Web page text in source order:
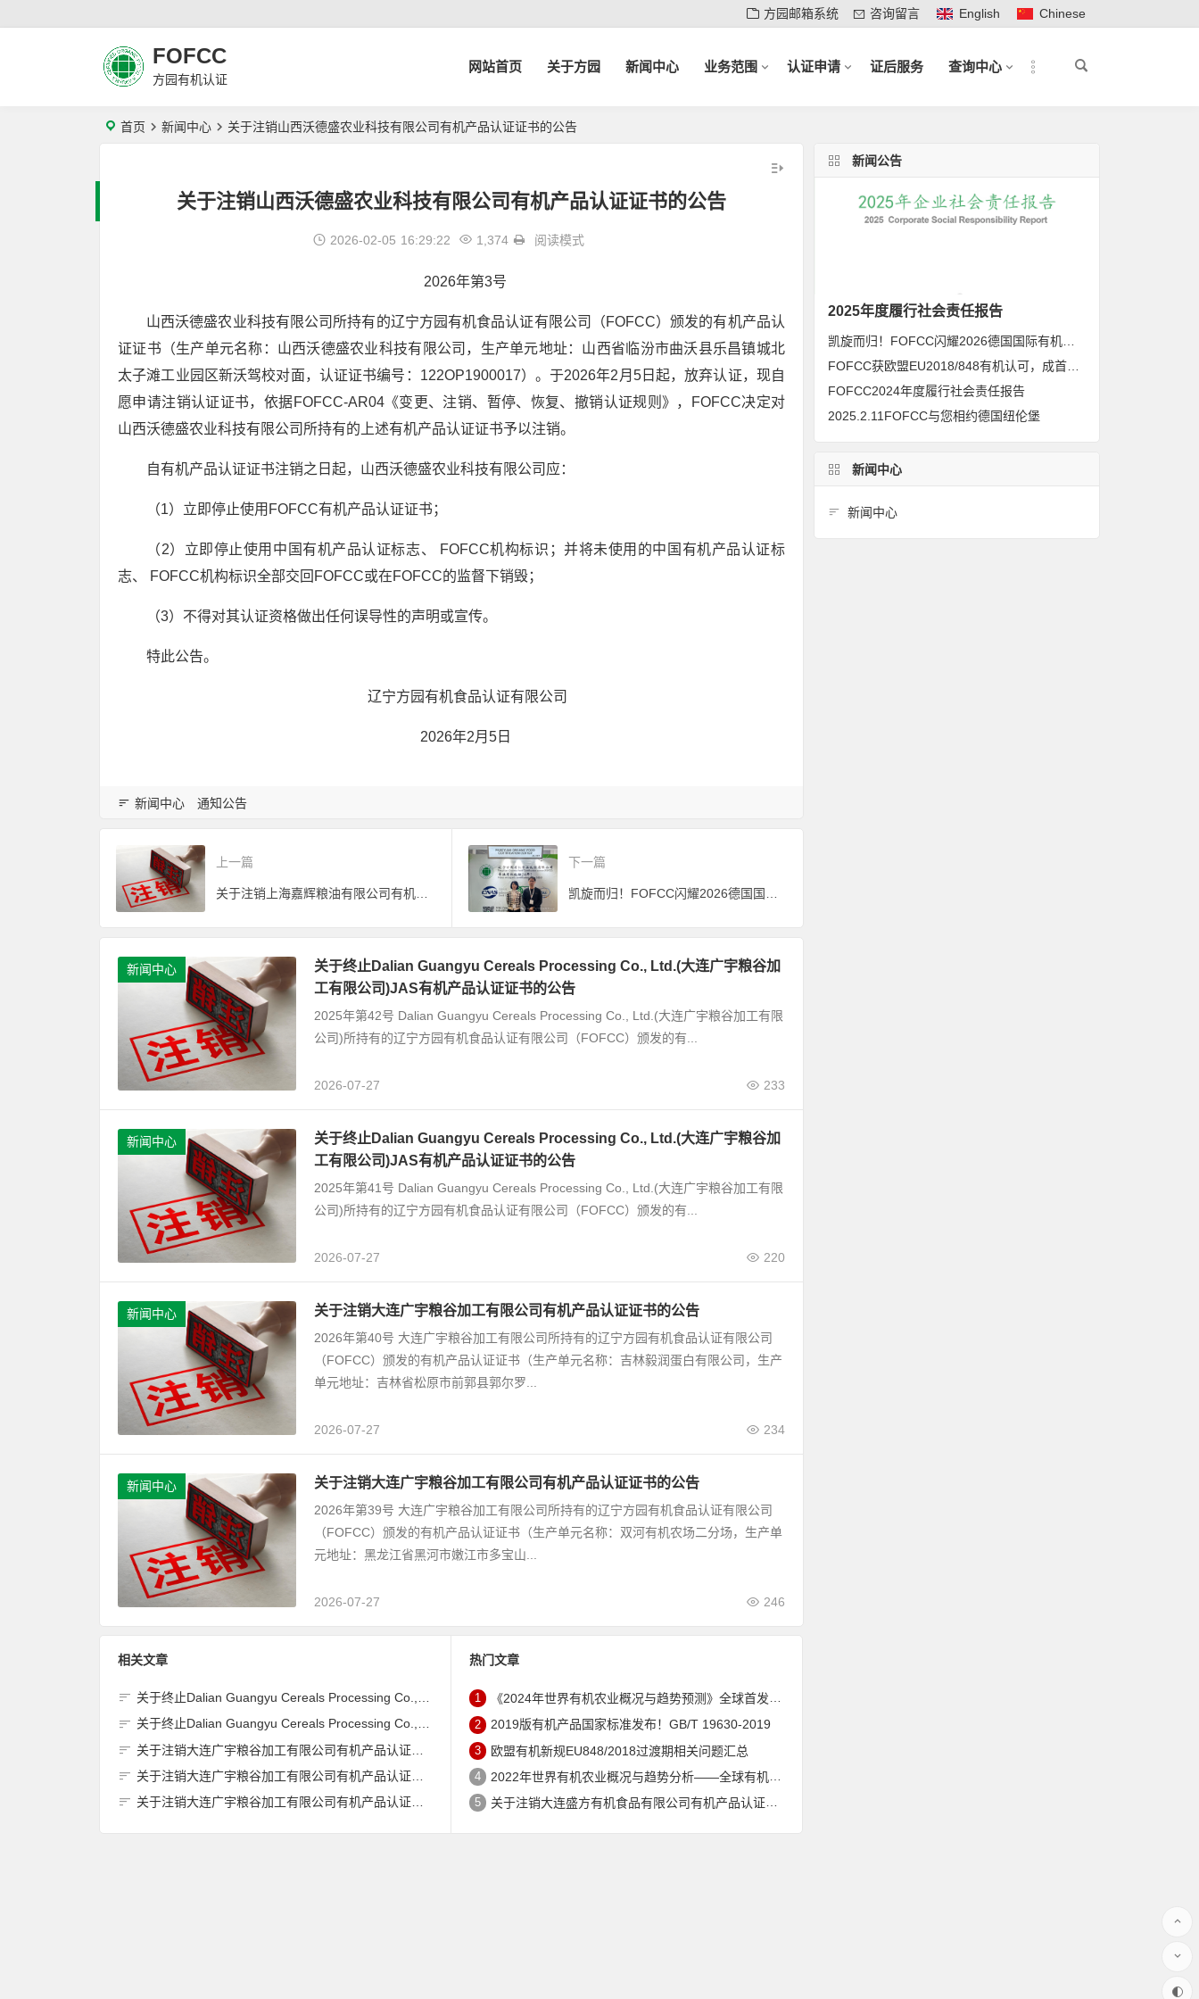
方园邮箱系统 咨询留言 English Chinese
FOFCC
方园有机认证
网站首页 关于方园 新闻中心 业务范围 认证申请 证后服务 查询中心
首页 新闻中心 关于注销山西沃德盛农业科技有限公司有机产品认证证书的公告
关于注销山西沃德盛农业科技有限公司有机产品认证证书的公告
2026-02-05 16:29:22 1,374 阅读模式
2026年第3号
山西沃德盛农业科技有限公司所持有的辽宁方园有机食品认证有限公司（FOFCC）颁发的有机产品认
证证书（生产单元名称：山西沃德盛农业科技有限公司，生产单元地址：山西省临汾市曲沃县乐昌镇城北
太子滩工业园区新沃驾校对面，认证证书编号：122OP1900017）。于2026年2月5日起，放弃认证，现自
愿申请注销认证证书，依据FOFCC-AR04《变更、注销、暂停、恢复、撤销认证规则》，FOFCC决定对
山西沃德盛农业科技有限公司所持有的上述有机产品认证证书予以注销。
自有机产品认证证书注销之日起，山西沃德盛农业科技有限公司应：
（1）立即停止使用FOFCC有机产品认证证书；
（2）立即停止使用中国有机产品认证标志、 FOFCC机构标识；并将未使用的中国有机产品认证标
志、 FOFCC机构标识全部交回FOFCC或在FOFCC的监督下销毁；
（3）不得对其认证资格做出任何误导性的声明或宣传。
特此公告。
辽宁方园有机食品认证有限公司
2026年2月5日
新闻中心 通知公告
上一篇 下一篇
新闻中心
关于终止Dalian Guangyu Cereals Processing Co., Ltd.(大连广宇粮谷加
工有限公司)JAS有机产品认证证书的公告
2025年第42号 Dalian Guangyu Cereals Processing Co., Ltd.(大连广宇粮谷加工有限
公司)所持有的辽宁方园有机食品认证有限公司（FOFCC）颁发的有...
2026-07-27 233
新闻中心
关于终止Dalian Guangyu Cereals Processing Co., Ltd.(大连广宇粮谷加
工有限公司)JAS有机产品认证证书的公告
2025年第41号 Dalian Guangyu Cereals Processing Co., Ltd.(大连广宇粮谷加工有限
公司)所持有的辽宁方园有机食品认证有限公司（FOFCC）颁发的有...
2026-07-27 220
新闻中心 关于注销大连广宇粮谷加工有限公司有机产品认证证书的公告
2026年第40号 大连广宇粮谷加工有限公司所持有的辽宁方园有机食品认证有限公司
（FOFCC）颁发的有机产品认证证书（生产单元名称：吉林毅润蛋白有限公司，生产
单元地址：吉林省松原市前郭县郭尔罗...
2026-07-27 234
新闻中心 关于注销大连广宇粮谷加工有限公司有机产品认证证书的公告
2026年第39号 大连广宇粮谷加工有限公司所持有的辽宁方园有机食品认证有限公司
（FOFCC）颁发的有机产品认证证书（生产单元名称：双河有机农场二分场，生产单
元地址：黑龙江省黑河市嫩江市多宝山...
2026-07-27 246
相关文章
关于终止Dalian Guangyu Cereals Processing Co., Ltd.(大连广宇粮谷加工有限公司)JAS有机产品认证证书的公告
关于终止Dalian Guangyu Cereals Processing Co., Ltd.(大连广宇粮谷加工有限公司)JAS有机产品认证证书的公告
关于注销大连广宇粮谷加工有限公司有机产品认证证书的公告
关于注销大连广宇粮谷加工有限公司有机产品认证证书的公告
关于注销大连广宇粮谷加工有限公司有机产品认证证书的公告
热门文章
1 《2024年世界有机农业概况与趋势预测》全球首发 – 中国有机市场规模跻身世界第三
2 2019版有机产品国家标准发布！GB/T 19630-2019
3 欧盟有机新规EU848/2018过渡期相关问题汇总
4 2022年世界有机农业概况与趋势分析——全球有机农地现状与有机食品（含饮料）市场
5 关于注销大连盛方有机食品有限公司有机产品认证证书的公告
新闻公告
2025年度履行社会责任报告
FOFCC2024年度履行社会责任报告
2025.2.11FOFCC与您相约德国纽伦堡
新闻中心
新闻中心